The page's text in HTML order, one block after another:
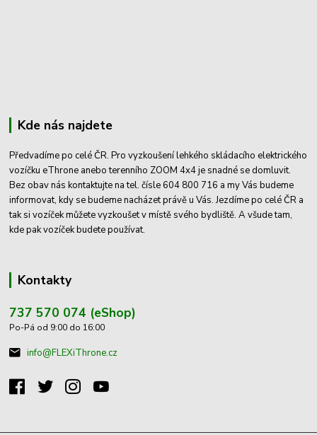
Kde nás najdete
Předvadíme po celé ČR. Pro vyzkoušení lehkého skládacího elektrického
vozíčku eThrone anebo terenního ZOOM 4x4 je snadné se domluvit.
Bez obav nás kontaktujte na tel. čísle 604 800 716 a my Vás budeme
informovat, kdy se budeme nacházet právě u Vás. Jezdíme po celé ČR a
tak si vozíček můžete vyzkoušet v místě svého bydliště. A všude tam,
kde pak vozíček budete používat.
Kontakty
737 570 074 (eShop)
Po-Pá od 9:00 do 16:00
info@FLEXiThrone.cz